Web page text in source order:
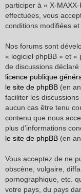
participer à « X-
effectuées, vous
conditions modifiées et
Nos forums sont
« logiciel phpBB » et «
de discussions déclaré
licence publique
le site de phpBB (en
faciliter les
aucun cas être tenu
contenu que nous
plus d’informations
le site de phpBB (en
Vous acceptez de ne
obscène, vulgaire,
pornographique, etc.
votre pays, du pays